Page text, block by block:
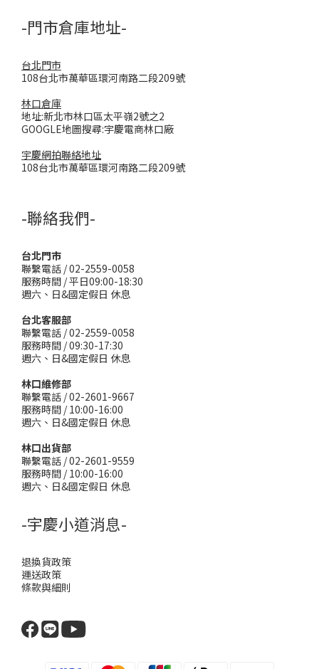
-門市倉庫地址-
台北門市
108台北市萬華區環河南路二段209號
林口倉庫
地址:新北市林口區太平嶺2號之2
GOOGLE地圖搜尋:宇慶電商林口廠
宇慶網拍聯絡地址
108台北市萬華區環河南路二段209號
-聯絡我們-
台北門市
聯繫電話 / 02-2559-0058
服務時間 / 平日09:00-18:30
週六、日&國定假日 休息
台北客服部
聯繫電話 / 02-2559-0058
服務時間 / 09:30-17:30
週六、日&國定假日 休息
林口維修部
聯繫電話 / 02-2601-9667
服務時間 / 10:00-16:00
週六、日&國定假日 休息
林口出貨部
聯繫電話 / 02-2601-9559
服務時間 / 10:00-16:00
週六、日&國定假日 休息
-宇慶小道消息-
退換貨政策
運送政策
條款與細則